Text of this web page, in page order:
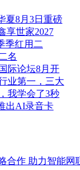
夏8月3日重磅
享世家2027
季红用二
名
际论坛8月开
业第一，三大
我学会了3秒
出AI录音卡